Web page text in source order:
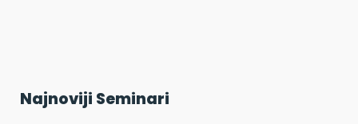
Najnoviji Seminari